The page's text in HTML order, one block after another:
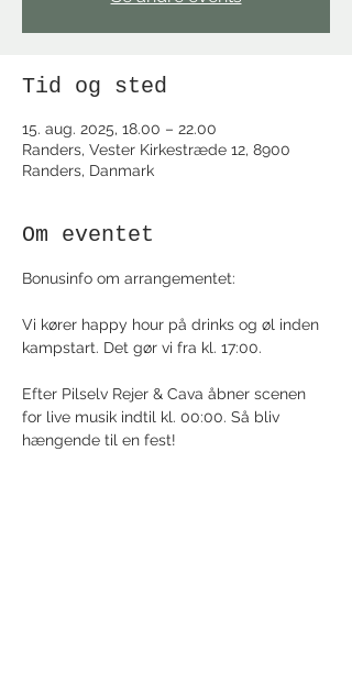
Tid og sted
15. aug. 2025, 18.00 – 22.00
Randers, Vester Kirkestræde 12, 8900
Randers, Danmark
Om eventet
Bonusinfo om arrangementet:
Vi kører happy hour på drinks og øl inden
kampstart. Det gør vi fra kl. 17:00.
Efter Pilselv Rejer & Cava åbner scenen
for live musik indtil kl. 00:00. Så bliv
hængende til en fest!